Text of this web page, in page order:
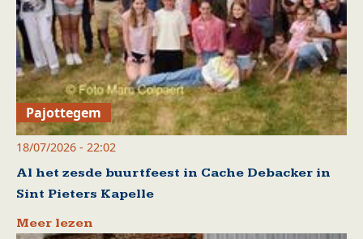
Pajottegem
18/07/2026 - 22:02
Al het zesde buurtfeest in Cache Debacker in
Sint Pieters Kapelle
Meer lezen